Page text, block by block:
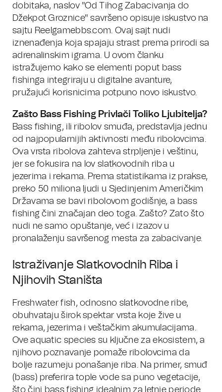
dobitaka, naslov "Od Tihog Zabacivanja do
Džekpot Groznice" savršeno opisuje iskustvo na
sajtu Reelgamebbs.com. Ovaj sajt nudi
iznenađenja koja spajaju strast prema prirodi sa
adrenalinskim igrama. U ovom članku
istražujemo kako se elementi poput bass
fishinga integriraju u digitalne avanture,
pružajući korisnicima potpuno novo iskustvo.
Zašto Bass Fishing Privlači Toliko Ljubitelja?
Bass fishing, ili ribolov smuđa, predstavlja jednu
od najpopularnijih aktivnosti među ribolovcima.
Ova vrsta ribolova zahteva strpljenje i veštinu,
jer se fokusira na lov slatkovodnih riba u
jezerima i rekama. Prema statistikama iz prakse,
preko 50 miliona ljudi u Sjedinjenim Američkim
Državama se bavi ribolovom godišnje, a bass
fishing čini značajan deo toga. Zašto? Zato što
nudi ne samo opuštanje, već i izazov u
pronalaženju savršenog mesta za zabacivanje.
Istraživanje Slatkovodnih Riba i
Njihovih Staništa
Freshwater fish, odnosno slatkovodne ribe,
obuhvataju širok spektar vrsta koje žive u
rekama, jezerima i veštačkim akumulacijama.
Ove aquatic species su ključne za ekosistem, a
njihovo poznavanje pomaže ribolovcima da
bolje razumeju ponašanje riba. Na primer, smuđ
(bass) preferira tople vode sa puno vegetacije,
što čini bass fishing idealnim za letnje periode.